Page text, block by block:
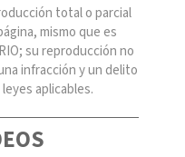
total o parcial
mismo que es
su reproducción no
infracción y un delito
aplicables.